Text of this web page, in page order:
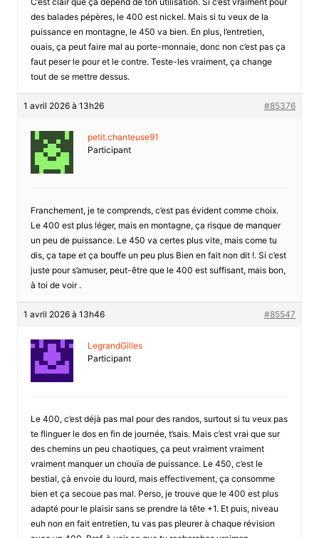
des balades pépères, le 400 est nickel. Mais si tu veux de la
puissance en montagne, le 450 va bien. En plus, l’entretien,
ouais, ça peut faire mal au porte-monnaie, donc non c’est pas ça
faut peser le pour et le contre. Teste-les vraiment, ça change
tout de se mettre dessus.
1 avril 2026 à 13h26 #85376
petit.chanteuse91
Participant
Franchement, je te comprends, c’est pas évident comme choix.
Le 400 est plus léger, mais en montagne, ça risque de manquer
un peu de puissance. Le 450 va certes plus vite, mais come tu
dis, ça tape et ça bouffe un peu plus Bien en fait non dit !. Si c’est
juste pour s’amuser, peut-être que le 400 est suffisant, mais bon,
à toi de voir .
1 avril 2026 à 13h46 #85547
LegrandGilles
Participant
Le 400, c’est déjà pas mal pour des randos, surtout si tu veux pas
te flinguer le dos en fin de journée, t’sais. Mais c’est vrai que sur
des chemins un peu chaotiques, ça peut vraiment vraiment
vraiment manquer un chouïa de puissance. Le 450, c’est le
bestial, çà envoie du lourd, mais effectivement, ça consomme
bien et ça secoue pas mal. Perso, je trouve que le 400 est plus
adapté pour le plaisir sans se prendre la tête +1. Et puis, niveau
euh non en fait entretien, tu vas pas pleurer à chaque révision